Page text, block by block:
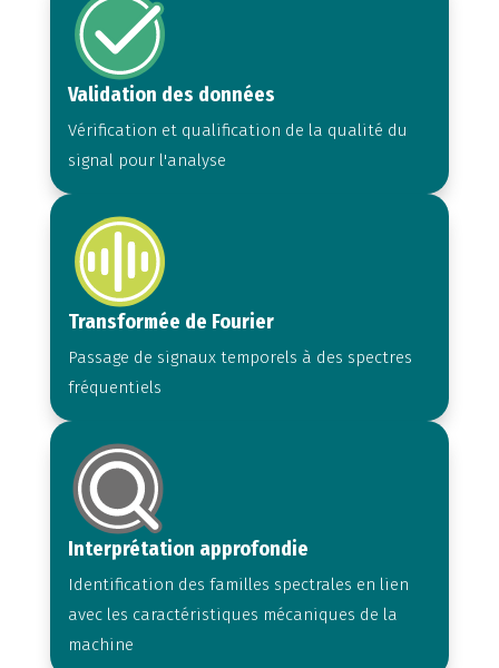
Validation des données
Vérification et qualification de la qualité du
signal pour l'analyse
Transformée de Fourier
Passage de signaux temporels à des spectres
fréquentiels
Interprétation approfondie
Identification des familles spectrales en lien
avec les caractéristiques mécaniques de la
machine